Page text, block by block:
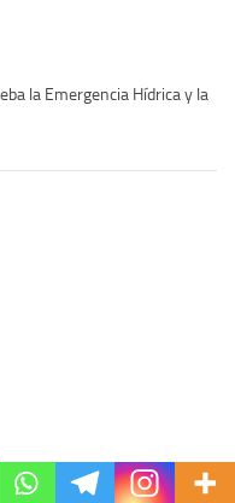
la Emergencia Hídrica y la